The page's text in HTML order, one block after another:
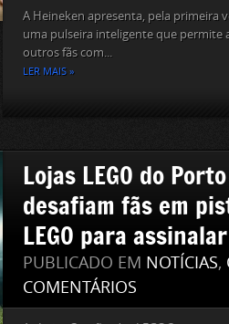
A Heineken apresenta, pela primeira
uma pulseira inteligente que permite
outros fãs com...
LER MAIS »
Lojas LEGO do
desafiam fãs em
LEGO para
PUBLICADO EM NOTÍCIAS,
COMENTÁRIOS